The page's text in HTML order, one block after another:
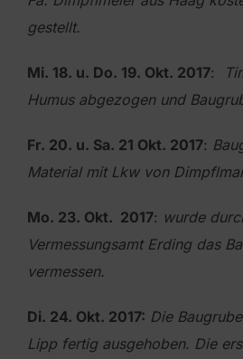
gestellt.
Mi. 18. u. Do. 19. Okt. 2017:
Humus abgezogen und
Fr. 20. u. Sa. 21 Okt. 2017:
Material mit Lkw von
Mo. 23. Okt. 2017: wurde
Vermessungsamt Erding das
vermessen.
Di. 24. Okt. 2017: Die
Lipp fertig ausgehoben. Die